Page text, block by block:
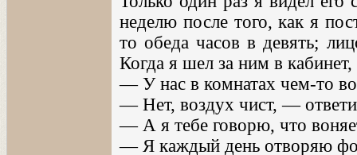
неделю после того, как я
то обеда часов в девять;
Когда я шел за ним в
— У нас в комнатах чем-то
— Нет, воздух чист, —
— А я тебе говорю, что
— Я каждый день отворяю